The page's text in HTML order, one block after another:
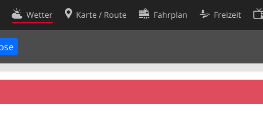
Wetter Karte / Route Fahrplan Freizeit
Cookie-Einstellungen
Entwickler